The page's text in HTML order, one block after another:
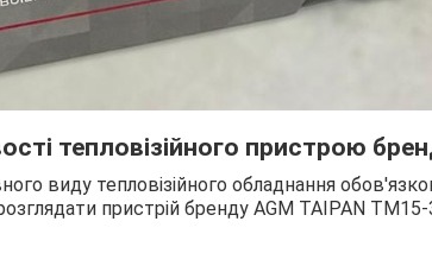
тепловізійного пристрою
виду тепловізійного обладнання
пристрій бренду AGM TAIPAN